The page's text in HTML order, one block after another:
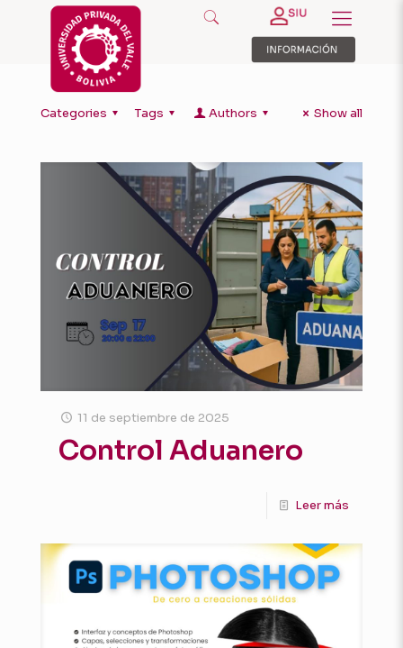
Categories Tags Authors Show all
11 de septiembre de 2025
Control Aduanero
Leer más